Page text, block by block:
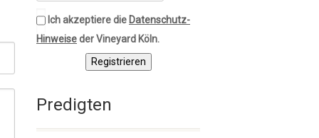
Ich akzeptiere die Datenschutz-
Hinweiseder Vineyard Köln.
Registrieren
Predigten